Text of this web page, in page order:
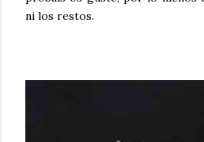
ni los restos.